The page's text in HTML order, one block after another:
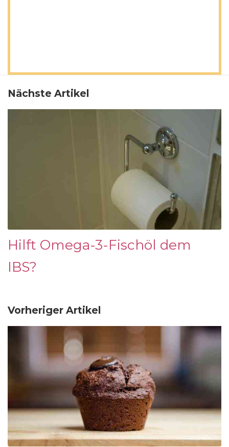
Nächste Artikel
Hilft Omega-3-Fischöl dem
IBS?
Vorheriger Artikel